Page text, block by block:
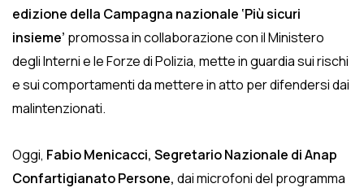
edizione della Campagna nazionale ‘Più sicuri
insieme’ promossa in collaborazione con il Ministero
degli Interni e le Forze di Polizia, mette in guardia sui rischi
e sui comportamenti da mettere in atto per difendersi dai
malintenzionati.
Oggi, Fabio Menicacci, Segretario Nazionale di Anap
Confartigianato Persone, dai microfoni del programma